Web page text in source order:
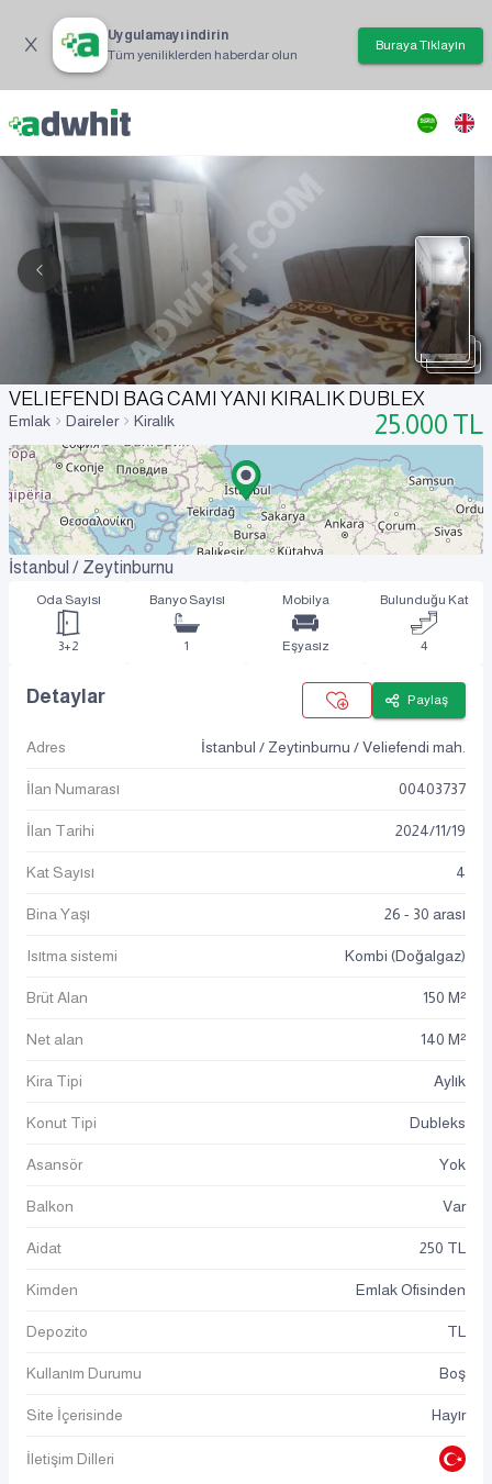
Uygulamayı indirin
Tüm yeniliklerden haberdar olun
Buraya Tıklayın
VELIEFENDI BAG CAMI YANI KIRALIK DUBLEX
Emlak Daireler Kiralık 25.000 TL
İstanbul / Zeytinburnu
Oda Sayısı
3+2
Banyo Sayısı
1
Mobilya
Eşyasız
Bulunduğu Kat
4
Detaylar Paylaş
Adres İstanbul / Zeytinburnu / Veliefendi mah.
İlan Numarası 00403737
İlan Tarihi 2024/11/19
Kat Sayısı 4
Bina Yaşı 26 - 30 arası
Isıtma sistemi Kombi (Doğalgaz)
Brüt Alan 150 M²
Net alan 140 M²
Kira Tipi Aylık
Konut Tipi Dubleks
Asansör Yok
Balkon Var
Aidat 250 TL
Kimden Emlak Ofisinden
Depozito TL
Kullanım Durumu Boş
Site İçerisinde Hayır
İletişim Dilleri